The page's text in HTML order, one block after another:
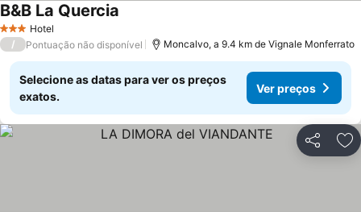
3 EstrelasHotel
B&B La Quercia
/ Pontuação não disponível Moncalvo, a 9.4 km de Vignale Monferrato
Selecione as datas para ver os preços
exatos.
Ver preços
Partilhar